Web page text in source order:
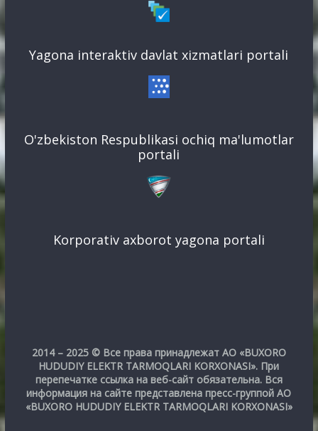
Yagona interaktiv davlat xizmatlari portali
O'zbekiston Respublikasi ochiq ma'lumotlar
portali
Korporativ axborot yagona portali
2014 – 2025 © Все права принадлежат АО «BUXORO
HUDUDIY ELEKTR TARMOQLARI KORXONASI». При
перепечатке ссылка на веб-сайт обязательна. Вся
информация на сайте представлена пресс-группой АО
«BUXORO HUDUDIY ELEKTR TARMOQLARI KORXONASI»